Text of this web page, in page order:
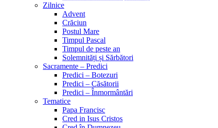
Zilnice
Advent
Crăciun
Postul Mare
Timpul Pascal
Timpul de peste an
Solemnități și Sărbători
Sacramente – Predici
Predici – Botezuri
Predici – Căsătorii
Predici – Înmormântări
Tematice
Papa Francisc
Cred in Isus Cristos